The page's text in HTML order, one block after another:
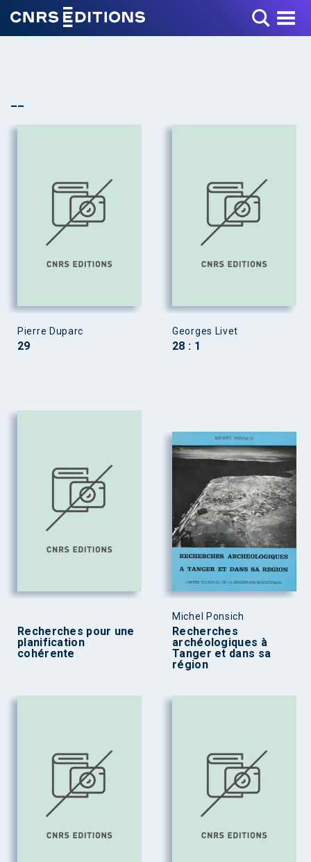
Toggle Menu
Pierre Duparc
29
Georges Livet
28 : 1
Recherches pour une
planification
cohérente
Michel Ponsich
Recherches
archéologiques à
Tanger et dans sa
région